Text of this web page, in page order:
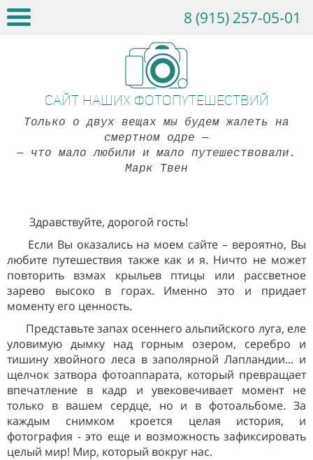
8 (915) 257-05-01
Сайт наших фотопутешествий
Только о двух вещах мы будем жалеть на
смертном одре —
— что мало любили и мало путешествовали.
Марк Твен
Здравствуйте, дорогой гость!
Если Вы оказались на моем сайте – вероятно, Вы
любите путешествия также как и я. Ничто не может
повторить взмах крыльев птицы или рассветное
зарево высоко в горах. Именно это и придает
моменту его ценность.
Представьте запах осеннего альпийского луга, еле
уловимую дымку над горным озером, серебро и
тишину хвойного леса в заполярной Лапландии... и
щелчок затвора фотоаппарата, который превращает
впечатление в кадр и увековечивает момент не
только в вашем сердце, но и в фотоальбоме. За
каждым снимком кроется целая история, и
фотография - это еще и возможность зафиксировать
целый мир! Мир, который вокруг нас.